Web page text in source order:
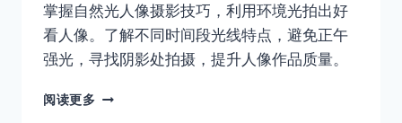
掌握自然光人像摄影技巧，利用环境光拍出好
看人像。了解不同时间段光线特点，避免正午
强光，寻找阴影处拍摄，提升人像作品质量。
阅读更多